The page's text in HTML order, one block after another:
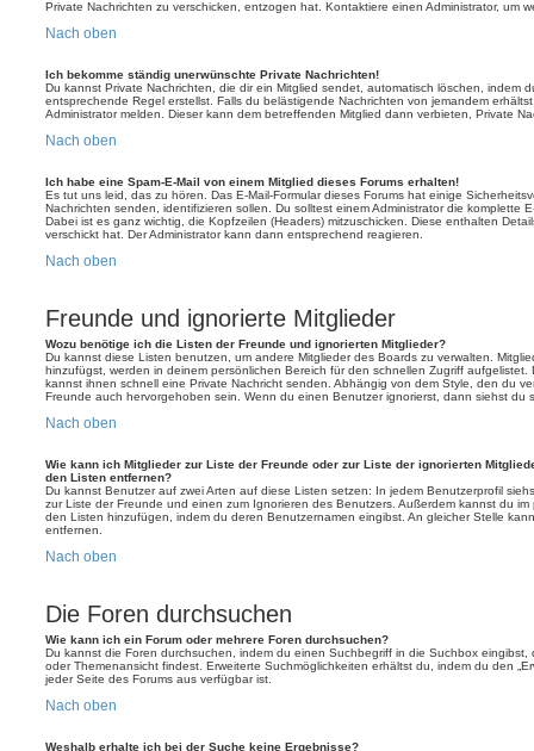
Private Nachrichten zu verschicken, entzogen hat. Kontaktiere einen Administrator, um
Nach oben
Ich bekomme ständig unerwünschte Private Nachrichten!
Du kannst Private Nachrichten, die dir ein Mitglied sendet, automatisch löschen, indem
entsprechende Regel erstellst. Falls du belästigende Nachrichten von jemandem
Administrator melden. Dieser kann dem betreffenden Mitglied dann verbieten, Private
Nach oben
Ich habe eine Spam-E-Mail von einem Mitglied dieses Forums erhalten!
Es tut uns leid, das zu hören. Das E-Mail-Formular dieses Forums hat einige
Nachrichten senden, identifizieren sollen. Du solltest einem Administrator die komplette
Dabei ist es ganz wichtig, die Kopfzeilen (Headers) mitzuschicken. Diese enthalten
verschickt hat. Der Administrator kann dann entsprechend reagieren.
Nach oben
Freunde und ignorierte Mitglieder
Wozu benötige ich die Listen der Freunde und ignorierten Mitglieder?
Du kannst diese Listen benutzen, um andere Mitglieder des Boards zu verwalten.
hinzufügst, werden in deinem persönlichen Bereich für den schnellen Zugriff
kannst ihnen schnell eine Private Nachricht senden. Abhängig von dem Style, den du
Freunde auch hervorgehoben sein. Wenn du einen Benutzer ignorierst, dann siehst du
Nach oben
Wie kann ich Mitglieder zur Liste der Freunde oder zur Liste der ignorierten
den Listen entfernen?
Du kannst Benutzer auf zwei Arten auf diese Listen setzen: In jedem Benutzerprofil
zur Liste der Freunde und einen zum Ignorieren des Benutzers. Außerdem kannst du
den Listen hinzufügen, indem du deren Benutzernamen eingibst. An gleicher Stelle
entfernen.
Nach oben
Die Foren durchsuchen
Wie kann ich ein Forum oder mehrere Foren durchsuchen?
Du kannst die Foren durchsuchen, indem du einen Suchbegriff in die Suchbox eingibst,
oder Themenansicht findest. Erweiterte Suchmöglichkeiten erhältst du, indem du den
jeder Seite des Forums aus verfügbar ist.
Nach oben
Weshalb erhalte ich bei der Suche keine Ergebnisse?